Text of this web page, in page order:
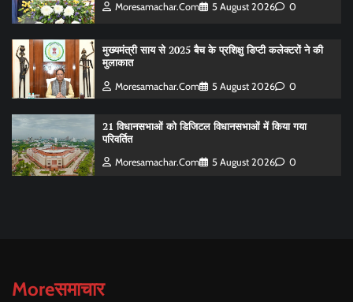
Moresamachar.com 5 August 2026 0
मुख्यमंत्री साय से 2025 बैच के प्रशिक्षु डिप्टी कलेक्टरों ने की
मुलाकात
Moresamachar.com 5 August 2026 0
21 विधानसभाओं को डिजिटल विधानसभाओं में किया गया
परिवर्तित
Moresamachar.com 5 August 2026 0
Moreसमाचार